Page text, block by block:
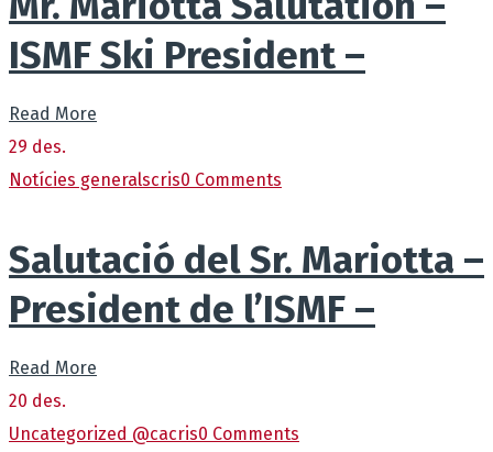
ISMF Ski President –
Read More
29 des.
Notícies generalscris0 Comments
Salutació del Sr. Mariotta –
President de l’ISMF –
Read More
20 des.
Uncategorized @cacris0 Comments